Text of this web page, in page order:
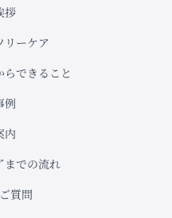
拶
リーケア
らできること
例
内
までの流れ
質問